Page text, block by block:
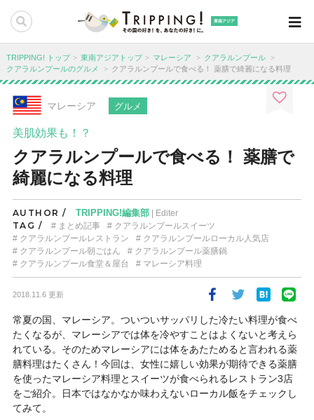
東南アジア
TRIPPING! トップ 東南アジアトップ マレーシア
クアラルンプール
クアラルンプールのグルメ
クアラルンプールで食べる！ 薬膳で綺麗になる料理
マレーシア グルメ
美肌効果も！？
クアラルンプールで食べる！ 薬膳で
綺麗になる料理
AUTHOR / TRIPPING!編集部| Editer
TAG / まとめ記事
クアラルンプールスイーツ
クアラルンプールレストラン
クアラルンプールローカル人気店
クアラルンプール朝ごはん
クアラルンプール薬膳鍋
クアラルンプール食堂＆屋台
マレーシア料理
2018.11.6 更新
常夏の国、マレーシア。ついついサッパリした冷たい料理が食べ
たくなるが、マレーシアでは体を冷やすことはよくないと考えら
れている。そのためマレーシアには体をあたためると言われる薬
膳料理はたくさん！今回は、女性に嬉しい効果が期待できる薬膳
を使ったマレーシア料理とスイーツが食べられるレストラン3店
をご紹介。日本ではなかなか味わえないローカル飯をチェックし
てみて。